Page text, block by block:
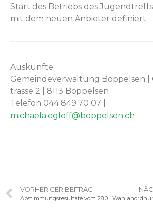
Start des Betriebs des
mit dem neuen Anbi­eter definiert.
Auskün­fte:
Gemein­de­v­er­wal­tung Bop­pelsen
trasse 2 | 8113 Bop­pelsen
Tele­fon 044 849 70 07 |
michaela.egloff@boppelsen.ch
VORHERIGER BEITRAG
Abstimmungsresultate vom 28.09.2025